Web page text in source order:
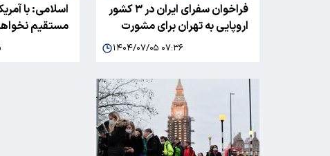
فراخوان سفرای ایران در ۳ کشور
اروپایی به تهران برای مشورت
۱۴۰۴/۰۷/۰۵ ۰۷:۳۶
اسلامی: با
مستقیم